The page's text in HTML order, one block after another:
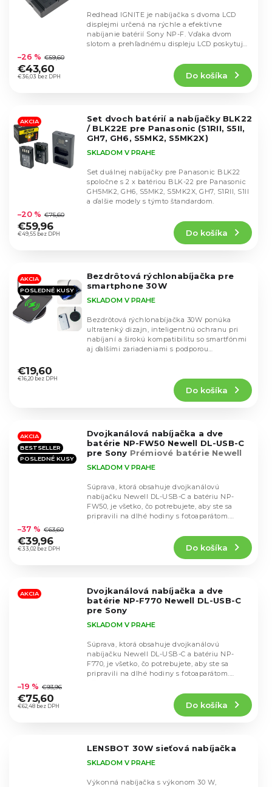
hodnotenie
produktu
je
hviezdičiek.
€36,03 bez DPH
–26 % €59,60
€43,60
Do košíka
Redhead IGNITE je nabíjačka s dvoma LCD
displejmi určená na rýchle a efektívne
nabíjanie batérií Sony NP-F. Vďaka dvom
slotom a prehľadnému displeju LCD poskytuje
AKCIA
Set dvoch batérií a nabíjačky BLK22
/ BLK22E pre Panasonic (S1RII, S5II,
GH7, GH6, S5MK2, S5MK2X)
hodnotenie
produktu
je
hviezdičiek.
SKLADOM V PRAHE
€49,55 bez DPH
–20 % €75,60
€59,96
Do košíka
Set duálnej nabíjačky pre Panasonic BLK22
spoločne s 2 x batériou BLK-22 pre Panasonic
GH5MK2, GH6, S5MK2, S5MK2X, GH7, S1RII, S1II
a ďalšie modely s týmto štandardom.
AKCIA
POSLEDNÉ KUSY
Bezdrôtová rýchlonabíjačka pre
smartphone 30W
hodnotenie
produktu
hviezdičiek.
SKLADOM V PRAHE
€16,20 bez DPH
€19,60
Do košíka
Bezdrôtová rýchlonabíjačka 30W ponúka
ultratenký dizajn, inteligentnú ochranu pri
nabíjaní a širokú kompatibilitu so smartfónmi
aj ďalšími zariadeniami s podporou
AKCIA
BESTSELLER
POSLEDNÉ KUSY
Dvojkanálová nabíjačka a dve
batérie NP-FW50 Newell DL-USB-C
pre Sony Prémiové batérie Newell
hodnotenie
produktu
je
hviezdičiek.
SKLADOM V PRAHE
€33,02 bez DPH
–37 % €63,60
€39,96
Do košíka
Súprava, ktorá obsahuje dvojkanálovú
nabíjačku Newell DL-USB-C a batériu NP-
FW50, je všetko, čo potrebujete, aby ste sa
pripravili na dlhé hodiny s fotoaparátom.
AKCIA
Dvojkanálová nabíjačka a dve
batérie NP-F770 Newell DL-USB-C
pre Sony
hodnotenie
produktu
je
SKLADOM V PRAHE
€62,48 bez DPH
–19 % €93,96
€75,60
Do košíka
Súprava, ktorá obsahuje dvojkanálovú
nabíjačku Newell DL-USB-C a batériu NP-
F770, je všetko, čo potrebujete, aby ste sa
pripravili na dlhé hodiny s fotoaparátom.
LENSBOT 30W sieťová nabíjačka
SKLADOM V PRAHE
Výkonná nabíjačka s výkonom 30 W,